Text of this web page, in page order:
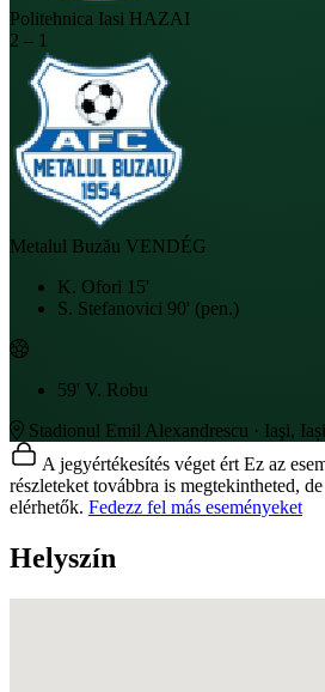
Politehnica Iasi HAZAI
2 – 1
Metalul Buzău VENDÉG
K. Ofori 15'
S. Stefanovici 90' (pen.)
59' V. Robu
Stadionul Emil Alexandrescu · Iaşi, Iași
A jegyértékesítés véget ért Ez az
részleteket továbbra is megtekintheted,
elérhetők. Fedezz fel más eseményeket
Helyszín